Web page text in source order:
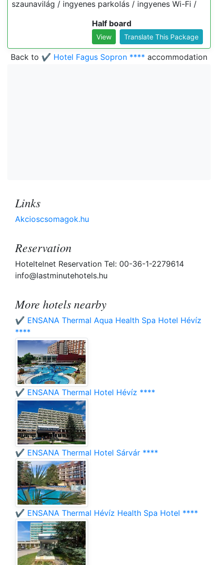
szaunavilág / ingyenes parkolás / ingyenes Wi-Fi /
Half board
View Translate This Package
Back to ✔️ Hotel Fagus Sopron **** accommodation
Links
Akcioscsomagok.hu
Reservation
Hoteltelnet Reservation Tel: 00-36-1-2279614
info@lastminutehotels.hu
More hotels nearby
✔️ ENSANA Thermal Aqua Health Spa Hotel Hévíz
****
✔️ ENSANA Thermal Hotel Hévíz ****
✔️ ENSANA Thermal Hotel Sárvár ****
✔️ ENSANA Thermal Hévíz Health Spa Hotel ****